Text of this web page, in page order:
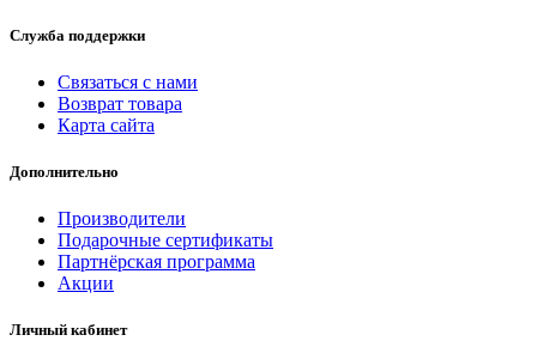
Служба поддержки
Связаться с нами
Возврат товара
Карта сайта
Дополнительно
Производители
Подарочные сертификаты
Партнёрская программа
Акции
Личный кабинет